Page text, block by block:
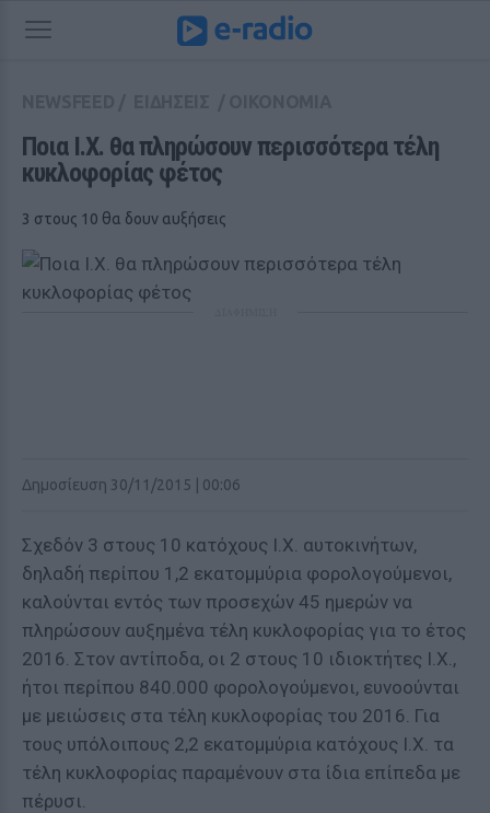
Ποια Ι.Χ. θα πληρώσουν περισσότερα τέλη
κυκλοφορίας φέτος
3 στους 10 θα δουν αυξήσεις
Δημοσίευση 30/11/2015 | 00:06
Σχεδόν 3 στους 10 κατόχους Ι.Χ. αυτοκινήτων,
δηλαδή περίπου 1,2 εκατομμύρια φορολογούμενοι,
καλούνται εντός των προσεχών 45 ημερών να
πληρώσουν αυξημένα τέλη κυκλοφορίας για το έτος
2016. Στον αντίποδα, οι 2 στους 10 ιδιοκτήτες Ι.Χ.,
ήτοι περίπου 840.000 φορολογούμενοι, ευνοούνται
με μειώσεις στα τέλη κυκλοφορίας του 2016. Για
τους υπόλοιπους 2,2 εκατομμύρια κατόχους Ι.Χ. τα
τέλη κυκλοφορίας παραμένουν στα ίδια επίπεδα με
πέρυσι.